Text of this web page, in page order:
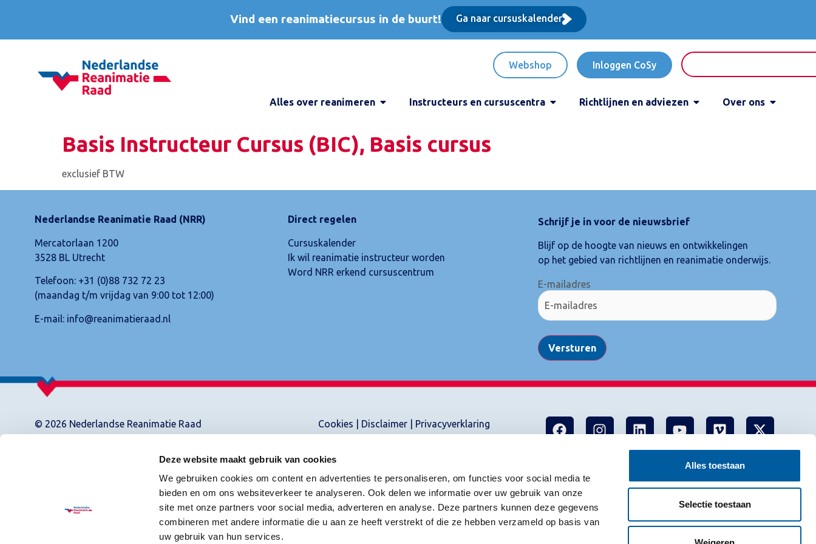
Deze website maakt gebruik van cookies
We gebruiken cookies om content en advertenties te personaliseren, om functies voor social media te
bieden en om ons websiteverkeer te analyseren. Ook delen we informatie over uw gebruik van onze
site met onze partners voor social media, adverteren en analyse. Deze partners kunnen deze gegevens
combineren met andere informatie die u aan ze heeft verstrekt of die ze hebben verzameld op basis van
uw gebruik van hun services.
Alles toestaan
Selectie toestaan
Vind een reanimatiecursus in de buurt! Ga naar cursuskalender
Webshop Inloggen CoSy
Alles over reanimeren Instructeurs en cursuscentra Richtlijnen en adviezen Over ons
Basis Instructeur Cursus (BIC), Basis cursus
exclusief BTW
Nederlandse Reanimatie Raad (NRR)
Mercatorlaan 1200
3528 BL Utrecht
Telefoon: +31 (0)88 732 72 23
(maandag t/m vrijdag van 9:00 tot 12:00)
E-mail: info@reanimatieraad.nl
Direct regelen
Cursuskalender
Ik wil reanimatie instructeur worden
Word NRR erkend cursuscentrum
Schrijf je in voor de nieuwsbrief
Blijf op de hoogte van nieuws en ontwikkelingen
op het gebied van richtlijnen en reanimatie onderwijs.
E-mailadres
Versturen
© 2026 Nederlandse Reanimatie Raad Cookies Disclaimer Privacyverklaring